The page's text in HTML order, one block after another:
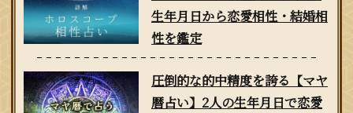
生年月日から恋愛相性・結婚相
性を鑑定
圧倒的な的中精度を誇る【マヤ
暦占い】2人の生年月日で恋愛